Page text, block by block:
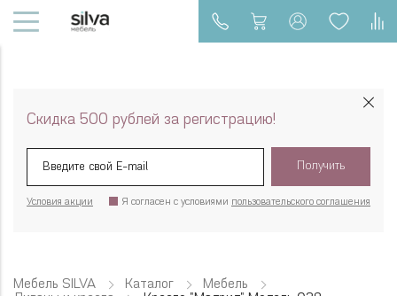
Скидка 500 рублей за регистрацию!
Получить
Я согласен с условиями пользовательского соглашения
Условия акции
Мебель SILVA Каталог
Мебель